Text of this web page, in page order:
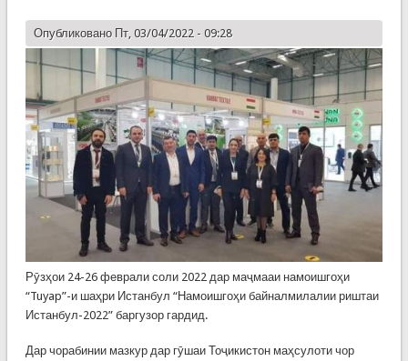
Опубликовано Пт, 03/04/2022 - 09:28
Рӯзҳои 24-26 феврали соли 2022 дар маҷмааи намоишгоҳи
“Tuyap”-и шаҳри Истанбул “Намоишгоҳи байналмилалии риштаи
Истанбул-2022” баргузор гардид.
Дар чорабинии мазкур дар гӯшаи Тоҷикистон маҳсулоти чор